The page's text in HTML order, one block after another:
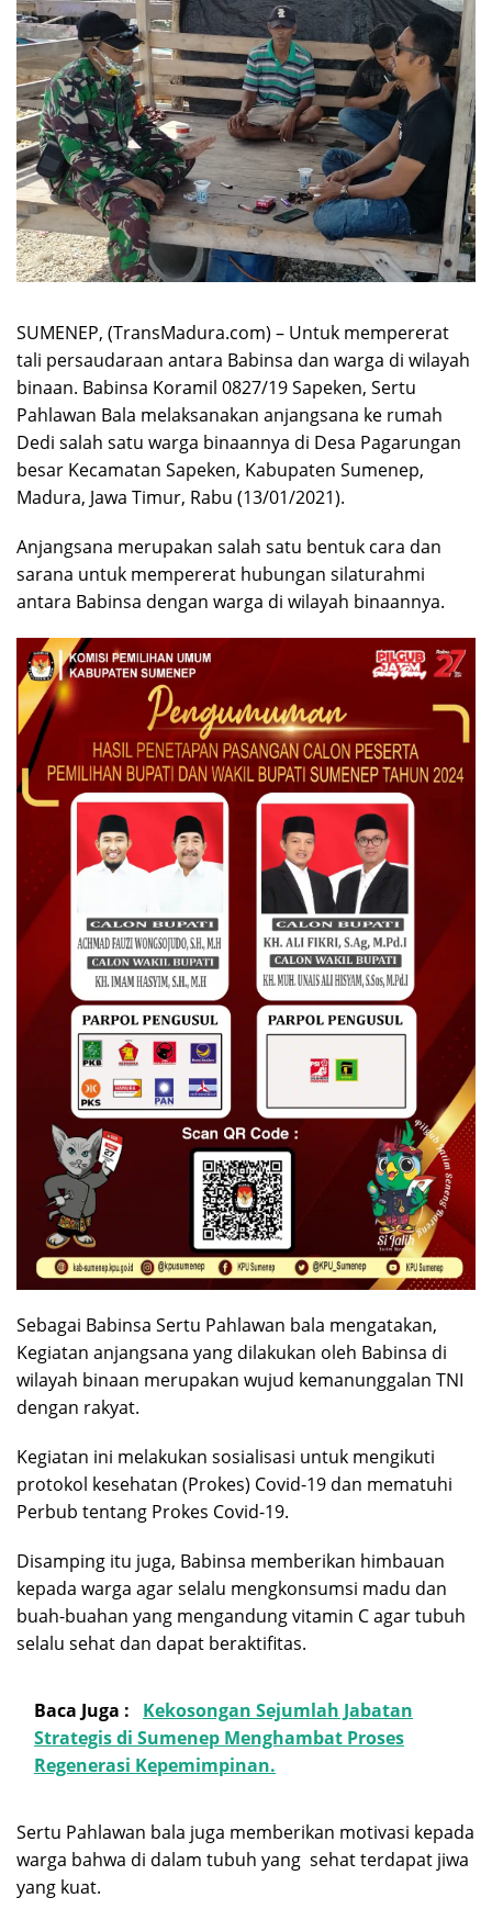
SUMENEP, (TransMadura.com) – Untuk mempererat
tali persaudaraan antara Babinsa dan warga di wilayah
binaan. Babinsa Koramil 0827/19 Sapeken, Sertu
Pahlawan Bala melaksanakan anjangsana ke rumah
Dedi salah satu warga binaannya di Desa Pagarungan
besar Kecamatan Sapeken, Kabupaten Sumenep,
Madura, Jawa Timur, Rabu (13/01/2021).
Anjangsana merupakan salah satu bentuk cara dan
sarana untuk mempererat hubungan silaturahmi
antara Babinsa dengan warga di wilayah binaannya.
Sebagai Babinsa Sertu Pahlawan bala mengatakan,
Kegiatan anjangsana yang dilakukan oleh Babinsa di
wilayah binaan merupakan wujud kemanunggalan TNI
dengan rakyat.
Kegiatan ini melakukan sosialisasi untuk mengikuti
protokol kesehatan (Prokes) Covid-19 dan mematuhi
Perbub tentang Prokes Covid-19.
Disamping itu juga, Babinsa memberikan himbauan
kepada warga agar selalu mengkonsumsi madu dan
buah-buahan yang mengandung vitamin C agar tubuh
selalu sehat dan dapat beraktifitas.
Baca Juga :
Kekosongan Sejumlah Jabatan
Strategis di Sumenep Menghambat Proses
Regenerasi Kepemimpinan.
Sertu Pahlawan bala juga memberikan motivasi kepada
warga bahwa di dalam tubuh yang sehat terdapat jiwa
yang kuat.